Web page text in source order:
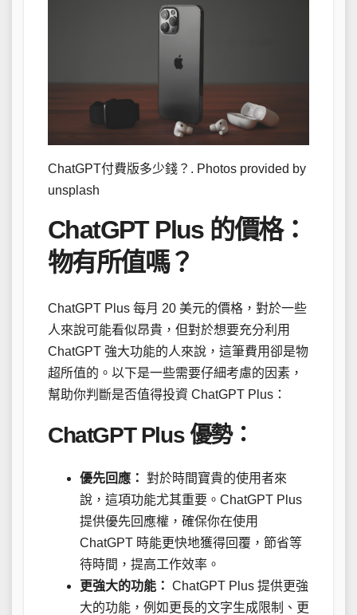
ChatGPT付費版多少錢？. Photos provided by
unsplash
ChatGPT Plus 的價格：
物有所值嗎？
ChatGPT Plus 每月 20 美元的價格，對於一些
人來說可能看似昂貴，但對於想要充分利用
ChatGPT 強大功能的人來說，這筆費用卻是物
超所值的。以下是一些需要仔細考慮的因素，
幫助你判斷是否值得投資 ChatGPT Plus：
ChatGPT Plus 優勢：
優先回應： 對於時間寶貴的使用者來
說，這項功能尤其重要。ChatGPT Plus
提供優先回應權，確保你在使用
ChatGPT 時能更快地獲得回覆，節省等
待時間，提高工作效率。
更強大的功能： ChatGPT Plus 提供更強
大的功能，例如更長的文字生成限制、更